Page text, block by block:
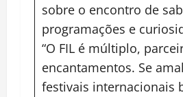
sobre o encontro de
programações e
“O FIL é múltiplo,
encantamentos. Se
festivais internacionais